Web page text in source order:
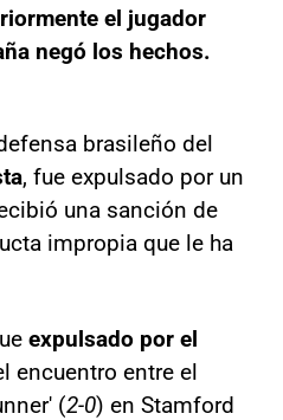
el jugador
negó los hechos.
brasileño del
, fue expulsado por un
una sanción de
impropia que le ha
expulsado por el
encuentro entre el
(2-0) en Stamford